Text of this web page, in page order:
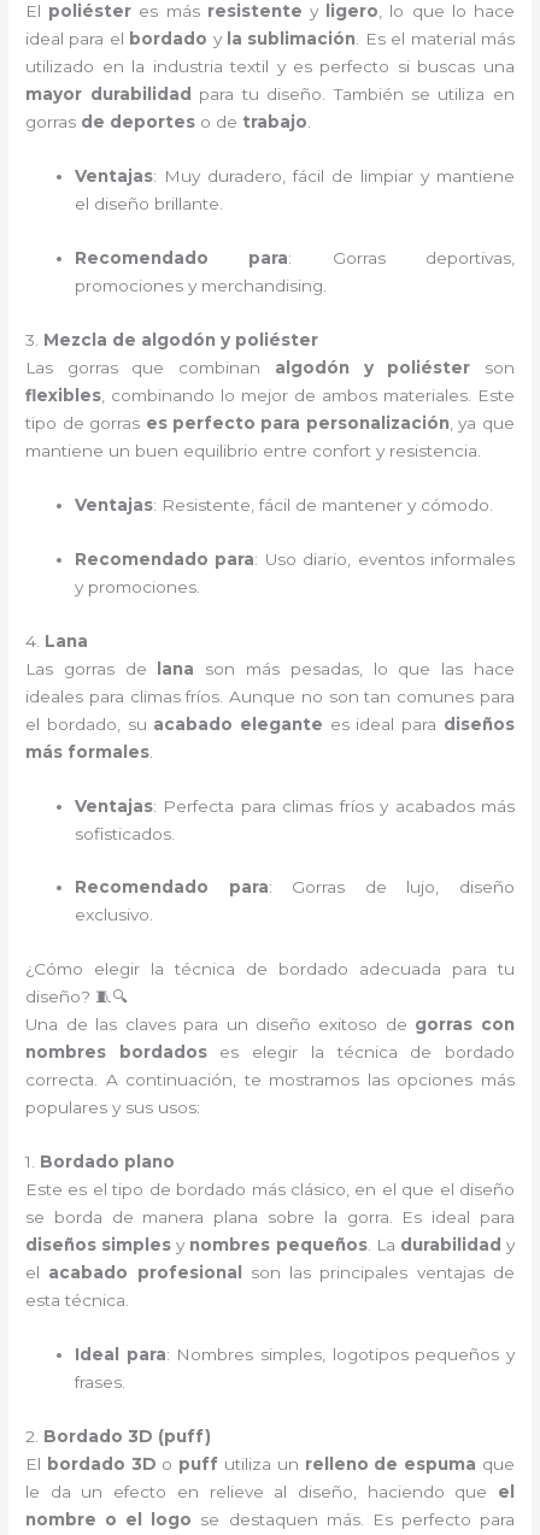
El poliéster es más resistente y ligero, lo que lo hace
ideal para el bordado y la sublimación. Es el material más
utilizado en la industria textil y es perfecto si buscas una
mayor durabilidad
para tu diseño. También se utiliza en
gorras de deportes o de trabajo.
Ventajas: Muy duradero, fácil de limpiar y mantiene
el diseño brillante.
Recomendado para: Gorras deportivas,
promociones y merchandising.
3. Mezcla de algodón y poliéster
Las gorras que combinan algodón y poliéster son
flexibles , combinando lo mejor de ambos materiales. Este
tipo de gorras es perfecto para personalización , ya que
mantiene un buen equilibrio entre confort y resistencia.
Ventajas: Resistente, fácil de mantener y cómodo.
Recomendado para: Uso diario, eventos informales
y promociones.
4. Lana
Las gorras de
lana son más pesadas, lo que las hace
ideales para climas fríos. Aunque no son tan comunes para
el bordado, su acabado elegante es ideal para diseños
más formales
Ventajas: Perfecta para climas fríos y acabados más
sofisticados.
Recomendado para: Gorras de lujo, diseño
exclusivo.
¿Cómo elegir la técnica de bordado adecuada para tu
diseño? 🧵🔍
Una de las claves para un diseño exitoso de gorras con
nombres bordadoses elegir la técnica de bordado
correcta. A continuación, te mostramos las opciones más
populares y sus usos:
1. Bordado plano
Este es el tipo de bordado más clásico, en el que el diseño
se borda de manera plana sobre la gorra. Es ideal para
diseños simples y nombres pequeños. La durabilidad y
el acabado profesional
son las principales ventajas de
esta técnica.
Ideal para: Nombres simples, logotipos pequeños y
frases.
2. Bordado 3D (puff)
El bordado 3D o puff utiliza un relleno de espuma que
le da un efecto en relieve al diseño, haciendo que el
nombre o el logo se destaquen más. Es perfecto para